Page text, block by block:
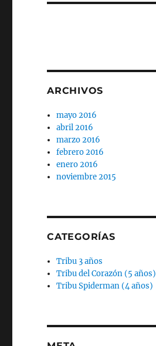
ARCHIVOS
mayo 2016
abril 2016
marzo 2016
febrero 2016
enero 2016
noviembre 2015
CATEGORÍAS
Tribu 3 años
Tribu del Corazón (5 años)
Tribu Spiderman (4 años)